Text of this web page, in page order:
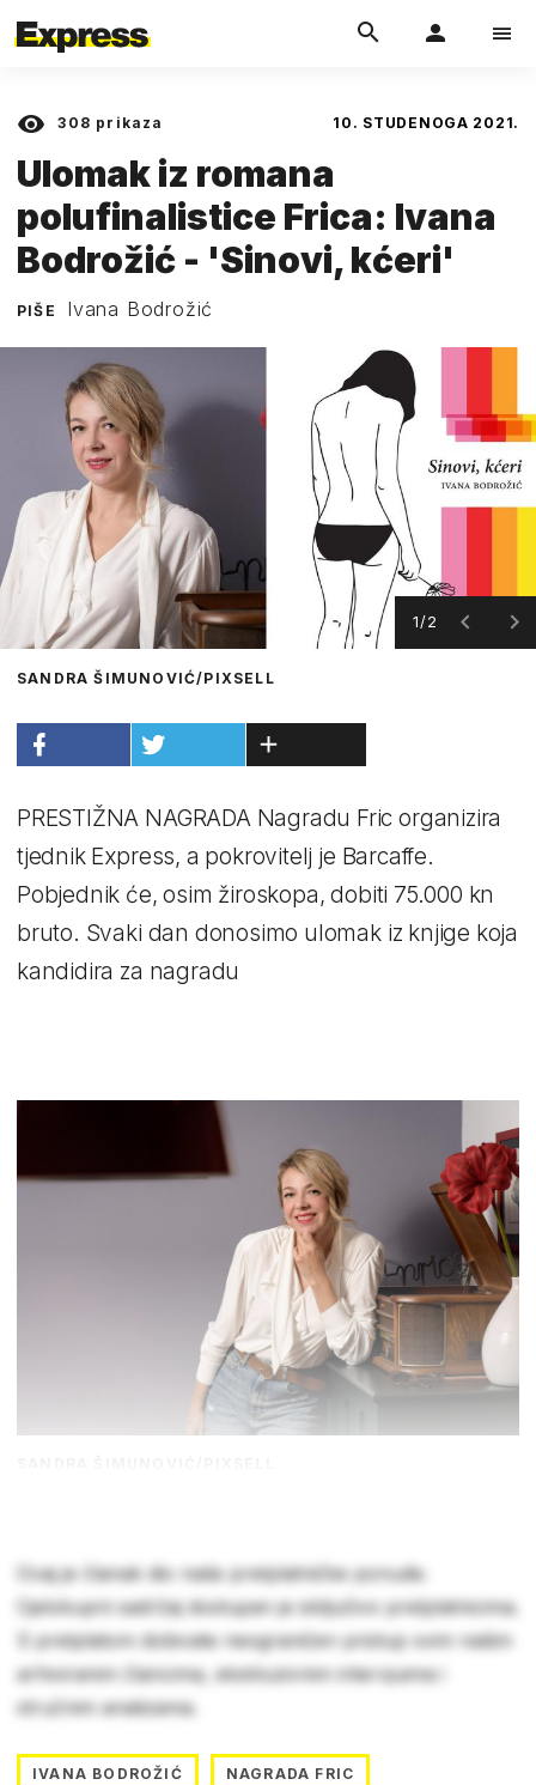
308 prikaza 10. STUDENOGA 2021.
Ulomak iz romana
polufinalistice Frica: Ivana
Bodrožić - 'Sinovi, kćeri'
PIŠE Ivana Bodrožić
1/2
SANDRA ŠIMUNOVIĆ/PIXSELL
PRESTIŽNA NAGRADA Nagradu Fric organizira
tjednik Express, a pokrovitelj je Barcaffe.
Pobjednik će, osim žiroskopa, dobiti 75.000 kn
bruto. Svaki dan donosimo ulomak iz knjige koja
kandidira za nagradu
Ovaj je članak dio naše pretplatničke ponude.
Cjelokupni sadržaj dostupan je isključivo pretplatnicima.
S pretplatom dobivate neograničen pristup svim našim
arhiviranim člancima, ekskluzivnim intervjuima i
stručnim analizama.
IVANA BODROŽIĆ NAGRADA FRIC